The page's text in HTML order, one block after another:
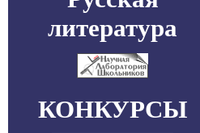
литература
КОНКУРСЫ